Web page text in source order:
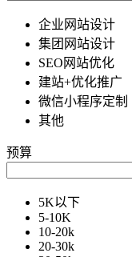
企业网站设计
集团网站设计
SEO网站优化
建站+优化推广
微信小程序定制
其他
预算
5K以下
5-10K
10-20k
20-30k